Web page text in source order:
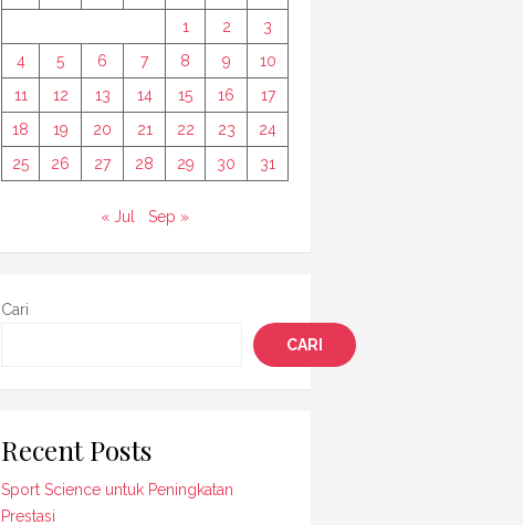
1
2
3
4
5 6 7 8 9
10
11
12 13 14 15 16
17
18
19 20 21 22 23
24
25
26 27 28 29 30 31
« Jul Sep »
Cari
CARI
Recent Posts
Sport Science untuk Peningkatan
Prestasi